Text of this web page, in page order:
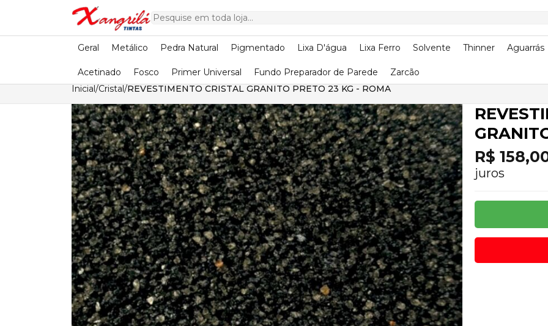
Geral Metálico Pedra Natural Pigmentado Lixa D'água Lixa Ferro Solvente Thinner Aguarrás
Acetinado Fosco Primer Universal Fundo Preparador de Parede
Zarcão
Inicial/Cristal/REVESTIMENTO CRISTAL GRANITO PRETO 23 KG - ROMA
R$
juros